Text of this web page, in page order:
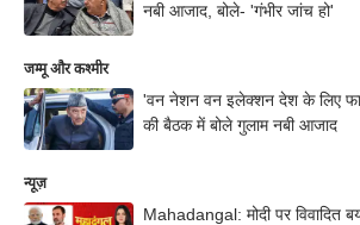
नबी आजाद, बोले- 'गंभीर जांच हो'
जम्मू और कश्मीर
'वन नेशन वन इलेक्शन देश के लिए
की बैठक में बोले गुलाम नबी आजाद
न्यूज़
Mahadangal: मोदी पर विवादित